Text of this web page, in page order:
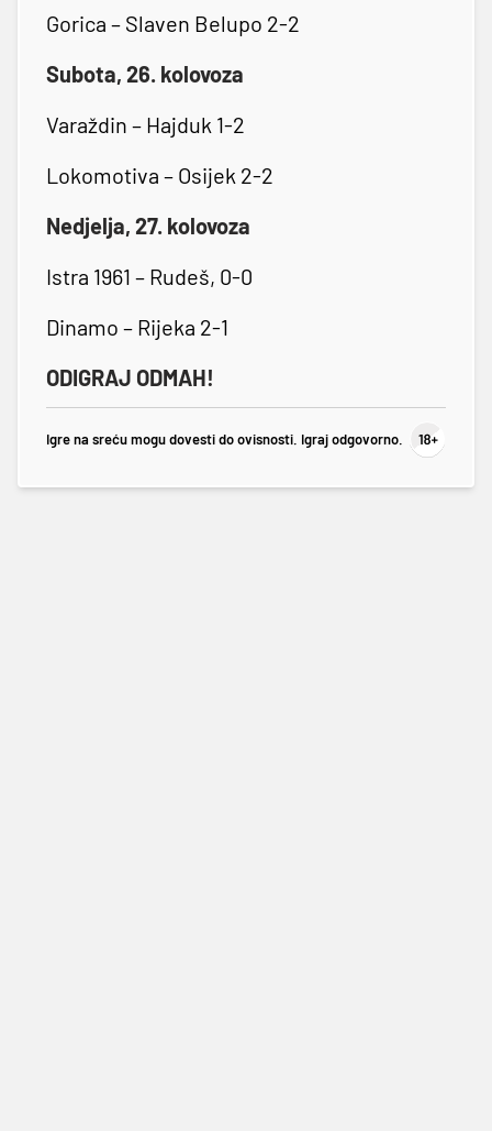
Gorica – Slaven Belupo 2-2
Subota, 26. kolovoza
Varaždin – Hajduk 1-2
Lokomotiva – Osijek 2-2
Nedjelja, 27. kolovoza
Istra 1961 – Rudeš, 0-0
Dinamo – Rijeka 2-1
ODIGRAJ ODMAH!
Igre na sreću mogu dovesti do ovisnosti. Igraj odgovorno.